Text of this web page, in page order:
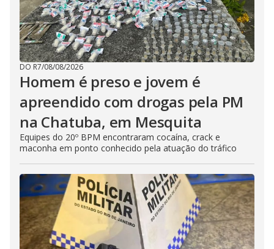
DO R7/08/08/2026
Homem é preso e jovem é
apreendido com drogas pela PM
na Chatuba, em Mesquita
Equipes do 20º BPM encontraram cocaína, crack e
maconha em ponto conhecido pela atuação do tráfico